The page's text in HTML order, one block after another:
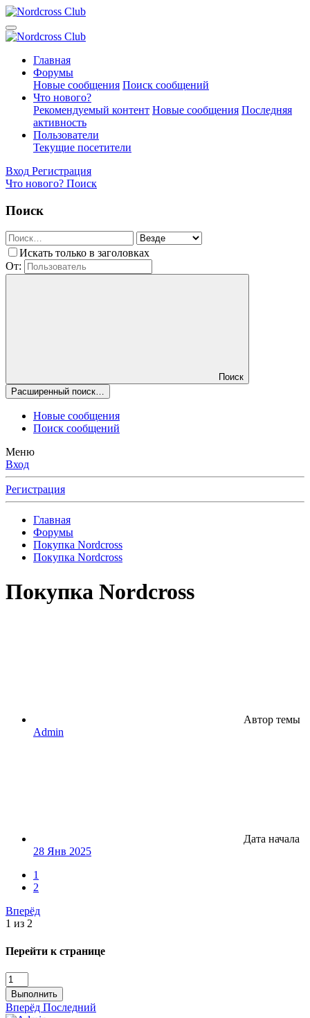
Главная
Форумы
Новые сообщения Поиск сообщений
Что нового?
Рекомендуемый контент Новые сообщения Последняя
активность
Пользователи
Текущие посетители
Вход Регистрация
Что нового? Поиск
Поиск
Искать только в заголовках
От:
Поиск
Расширенный поиск…
Новые сообщения
Поиск сообщений
Меню
Вход
Регистрация
Главная
Форумы
Покупка Nordcross
Покупка Nordcross
Покупка Nordcross
Автор темы
Admin
Дата начала
28 Янв 2025
1
2
Вперёд
1 из 2
Перейти к странице
Выполнить
Вперёд Последний